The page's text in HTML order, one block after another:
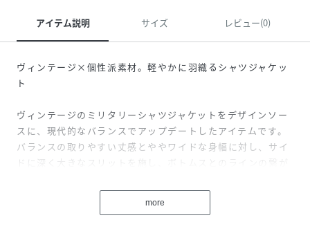
アイテム説明 サイズ レビュー(0)
ヴィンテージ×個性派素材。軽やかに羽織るシャツジャケッ
ト
ヴィンテージのミリタリーシャツジャケットをデザインソー
スに、現代的なバランスでアップデートしたアイテムです。
バランスの取りやすい丈感とややワイドな身幅に対し、サイ
ドに深く大きなスリットを施し、ボトムスとのラインの繋が
んでアクセントにしたり、そのまま垂らして抜け感を出した
りと、お好みでアレンジ可能です。
more